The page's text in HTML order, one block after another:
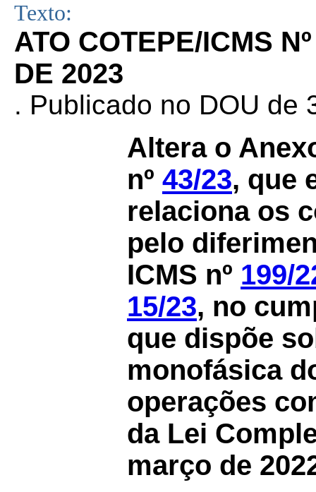
Texto:
ATO COTEPE/ICMS
DE 2023
. Publicado no DOU de
Altera o
nº 43/23, que
relaciona os
pelo
ICMS nº 199/
15/23, no
que dispõe
monofásica
operações
da Lei
março de